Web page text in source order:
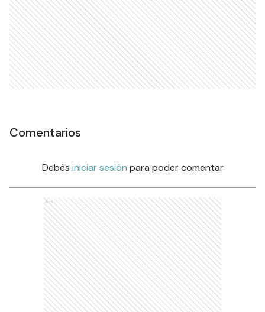
Comentarios
Debés iniciar sesión para poder comentar
Ads